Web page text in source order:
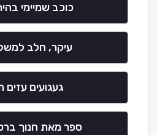
כוכב שמיימי
עיקר, חלב
געגועים
ספר מאת חנוך